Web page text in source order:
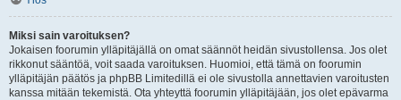
Miksi sain varoituksen?
Jokaisen foorumin ylläpitäjällä on omat säännöt heidän sivustollensa. Jos olet
rikkonut sääntöä, voit saada varoituksen. Huomioi, että tämä on foorumin
ylläpitäjän päätös ja phpBB Limitedillä ei ole sivustolla annettavien varoitusten
kanssa mitään tekemistä. Ota yhteyttä foorumin ylläpitäjään, jos olet epävarma